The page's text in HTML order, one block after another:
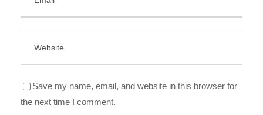
Save my name, email, and website in this browser for
the next time I comment.